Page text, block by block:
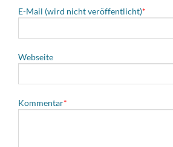
Pflichtfeld
E-Mail (wird nicht veröffentlicht)*
Webseite
Pflichtfeld
Kommentar*